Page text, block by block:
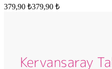
379,90 ₺379,90 ₺